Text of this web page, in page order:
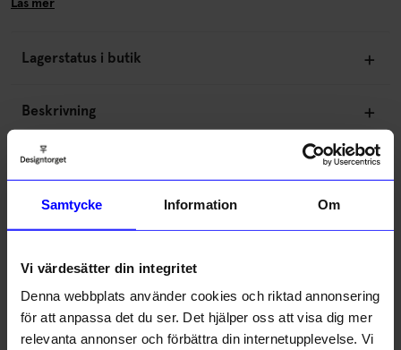
Samtycke Information Om
Vi värdesätter din integritet
Denna webbplats använder cookies och riktad annonsering
för att anpassa det du ser. Det hjälper oss att visa dig mer
relevanta annonser och förbättra din internetupplevelse. Vi
högtider.
Lagerstatus i butik
Beskrivning
Information
Om tillverkaren
Liknande produkter